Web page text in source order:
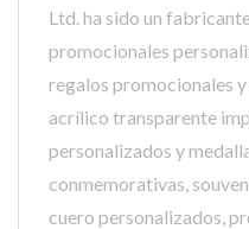
Ltd. ha sido un
promocionales
regalos promocionales
acrílico transparente
personalizados y
conmemorativas,
cuero personalizados,